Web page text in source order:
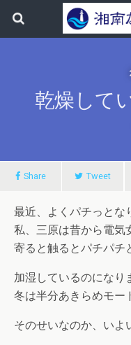
乾燥して
Share Tweet
最近、よくパチっとな
私、三原は昔から電気
寄ると触るとパチパチ
加湿しているのになり
冬は半分あきらめモー
そのせいなのか、いよ